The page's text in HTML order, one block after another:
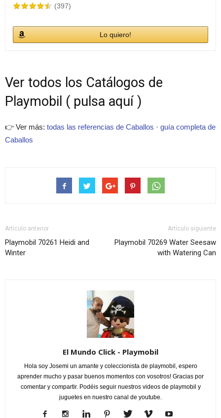
(397)
Lo quiero!
Ver todos los Catálogos de
Playmobil ( pulsa aquí )
👉 Ver más: todas las referencias de Caballos · guía completa de
Caballos
Artículo anterior
Playmobil 70261 Heidi and
Winter
Artículo siguiente
Playmobil 70269 Water Seesaw
with Watering Can
El Mundo Click - Playmobil
Hola soy Josemi un amante y coleccionista de playmobil, espero
aprender mucho y pasar buenos momentos con vosotros! Gracias por
comentar y compartir. Podéis seguir nuestros videos de playmobil y
juguetes en nuestro canal de youtube.